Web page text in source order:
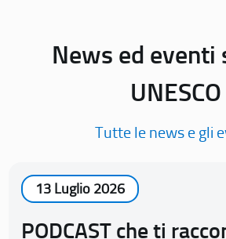
News ed eventi
UNESCO
Tutte le news e gli
13 Luglio 2026
PODCAST che ti